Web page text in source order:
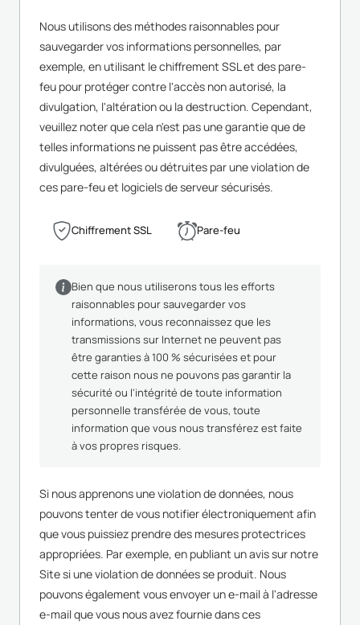
Nous utilisons des méthodes raisonnables pour
sauvegarder vos informations personnelles, par
exemple, en utilisant le chiffrement SSL et des pare-
feu pour protéger contre l'accès non autorisé, la
divulgation, l'altération ou la destruction. Cependant,
veuillez noter que cela n'est pas une garantie que de
telles informations ne puissent pas être accédées,
divulguées, altérées ou détruites par une violation de
ces pare-feu et logiciels de serveur sécurisés.
Chiffrement SSL Pare-feu
Bien que nous utiliserons tous les efforts
raisonnables pour sauvegarder vos
informations, vous reconnaissez que les
transmissions sur Internet ne peuvent pas
être garanties à 100 % sécurisées et pour
cette raison nous ne pouvons pas garantir la
sécurité ou l'intégrité de toute information
personnelle transférée de vous, toute
information que vous nous transférez est faite
à vos propres risques.
Si nous apprenons une violation de données, nous
pouvons tenter de vous notifier électroniquement afin
que vous puissiez prendre des mesures protectrices
appropriées. Par exemple, en publiant un avis sur notre
Site si une violation de données se produit. Nous
pouvons également vous envoyer un e-mail à l'adresse
e-mail que vous nous avez fournie dans ces